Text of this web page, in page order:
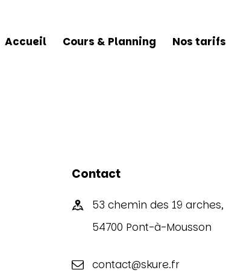
Accueil Cours & Planning Nos tarifs
Contact
53 chemin des 19 arches,
54700 Pont-à-Mousson
contact@skure.fr